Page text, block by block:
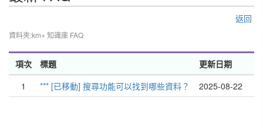
返回
資料夾:km+ 知識庫 FAQ
項次 標題
更新日期
1
*** [已移動] 搜尋功能可以找到哪些資料？ 2025-08-22